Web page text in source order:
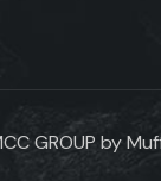
GROUP by